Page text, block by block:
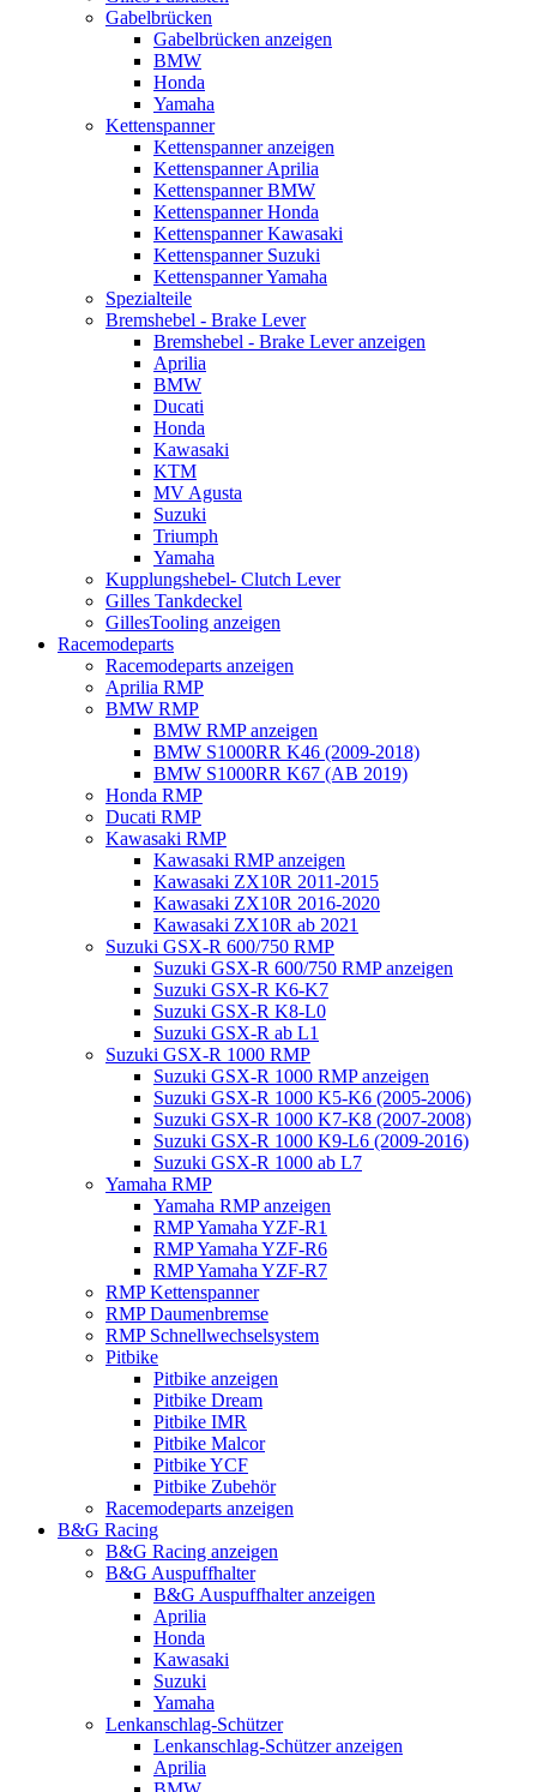
Gabelbrücken
Gabelbrücken anzeigen
BMW
Honda
Yamaha
Kettenspanner
Kettenspanner anzeigen
Kettenspanner Aprilia
Kettenspanner BMW
Kettenspanner Honda
Kettenspanner Kawasaki
Kettenspanner Suzuki
Kettenspanner Yamaha
Spezialteile
Bremshebel - Brake Lever
Bremshebel - Brake Lever anzeigen
Aprilia
BMW
Ducati
Honda
Kawasaki
KTM
MV Agusta
Suzuki
Triumph
Yamaha
Kupplungshebel- Clutch Lever
Gilles Tankdeckel
GillesTooling anzeigen
Racemodeparts
Racemodeparts anzeigen
Aprilia RMP
BMW RMP
BMW RMP anzeigen
BMW S1000RR K46 (2009-2018)
BMW S1000RR K67 (AB 2019)
Honda RMP
Ducati RMP
Kawasaki RMP
Kawasaki RMP anzeigen
Kawasaki ZX10R 2011-2015
Kawasaki ZX10R 2016-2020
Kawasaki ZX10R ab 2021
Suzuki GSX-R 600/750 RMP
Suzuki GSX-R 600/750 RMP anzeigen
Suzuki GSX-R K6-K7
Suzuki GSX-R K8-L0
Suzuki GSX-R ab L1
Suzuki GSX-R 1000 RMP
Suzuki GSX-R 1000 RMP anzeigen
Suzuki GSX-R 1000 K5-K6 (2005-2006)
Suzuki GSX-R 1000 K7-K8 (2007-2008)
Suzuki GSX-R 1000 K9-L6 (2009-2016)
Suzuki GSX-R 1000 ab L7
Yamaha RMP
Yamaha RMP anzeigen
RMP Yamaha YZF-R1
RMP Yamaha YZF-R6
RMP Yamaha YZF-R7
RMP Kettenspanner
RMP Daumenbremse
RMP Schnellwechselsystem
Pitbike
Pitbike anzeigen
Pitbike Dream
Pitbike IMR
Pitbike Malcor
Pitbike YCF
Pitbike Zubehör
Racemodeparts anzeigen
B&G Racing
B&G Racing anzeigen
B&G Auspuffhalter
B&G Auspuffhalter anzeigen
Aprilia
Honda
Kawasaki
Suzuki
Yamaha
Lenkanschlag-Schützer
Lenkanschlag-Schützer anzeigen
Aprilia